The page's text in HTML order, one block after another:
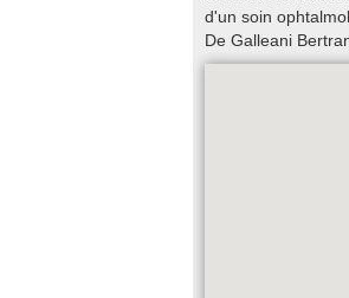
d'un soin
De Galleani